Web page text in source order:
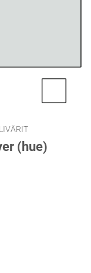
(hue)